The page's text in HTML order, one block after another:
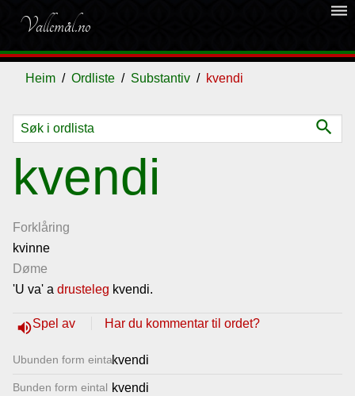
Vallemål.no
dehaze
Heim Ordliste Substantiv kvendi
search
kvendi
Forklåring
kvinne
Døme
'U va' a drusteleg kvendi.
volume_upSpel av Har du kommentar til ordet?
Ubunden form eintalkvendi
Bunden form eintal kvendi
Ordliste
Om
vallemålet
Gjestebok
Nyhende
Lenkjer